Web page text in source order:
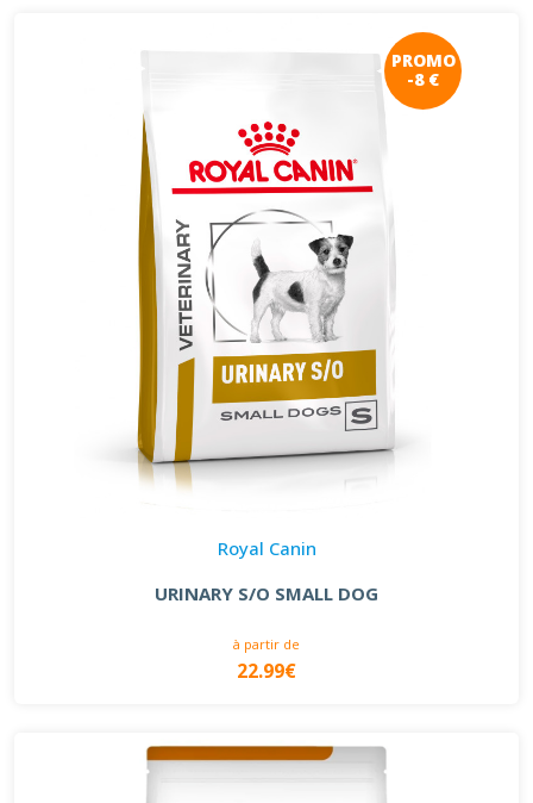
PROMO
-8 €
Royal Canin
URINARY S/O SMALL DOG
à partir de
22.99€